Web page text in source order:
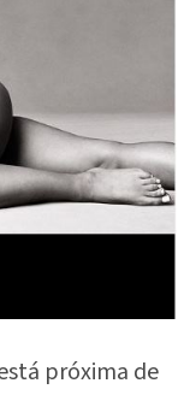
próxima de